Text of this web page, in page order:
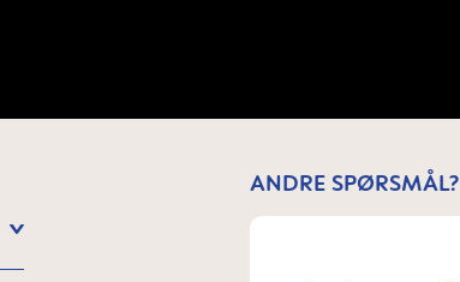
ANDRE SPØRSMÅL?